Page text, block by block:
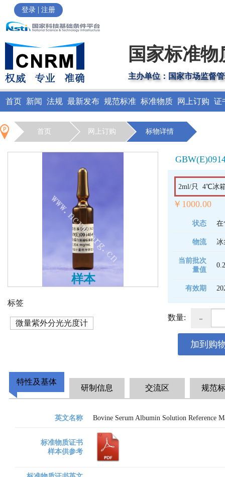
登录 | 注册
国家标准
主办单位：国家市场监督
首页 新闻 法规 最新发布 规范标准 标准物质 网上订购 证
首页 网上订购 标物详情
样本
标签
微量紫外分光光度计
2ml/只 4℃冰
￥1000.00
状态 在
物流 冰
当前批次
量值
有效期
数量: -
加到购
特性及基体
研制信息 交流区 规范
英文名称 Bovine Serum Albumin Solution Reference
标准物质证书
样本供参考